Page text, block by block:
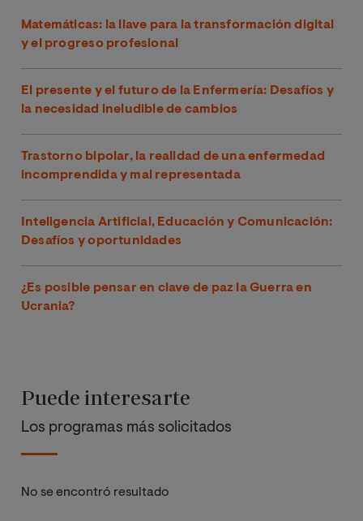
Matemáticas: la llave para la transformación digital
y el progreso profesional
El presente y el futuro de la Enfermería: Desafíos y
la necesidad ineludible de cambios
Trastorno bipolar, la realidad de una enfermedad
incomprendida y mal representada
Inteligencia Artificial, Educación y Comunicación:
Desafíos y oportunidades
¿Es posible pensar en clave de paz la Guerra en
Ucrania?
Puede interesarte
Los programas más solicitados
No se encontró resultado